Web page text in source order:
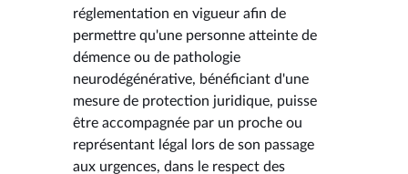
réglementation en vigueur afin de
permettre qu'une personne atteinte de
démence ou de pathologie
neurodégénérative, bénéficiant d'une
mesure de protection juridique, puisse
être accompagnée par un proche ou
représentant légal lors de son passage
aux urgences, dans le respect des